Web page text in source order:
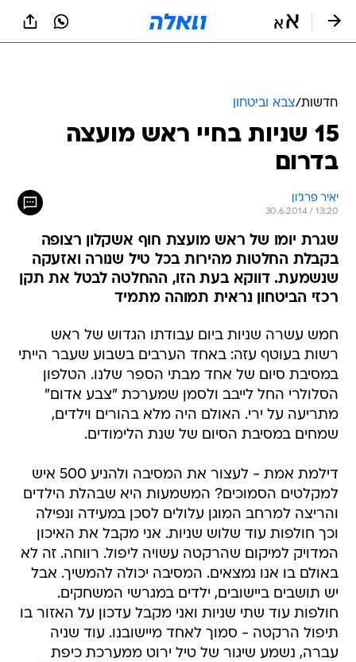
15 שניות בחיי ראש מועצה
בדרום
יאיר פרג'ון
30.6.2014 / 13:20
שגרת יומו של ראש מועצת חוף אשקלון רצופה
בקבלת החלטות מהירות בכל טיל שנורה ואזעקה
שנשמעת. דווקא בעת הזו, ההחלטה לבטל את תקן
רכזי הביטחון נראית תמוהה מתמיד
חמש עשרה שניות ביום עבודתו הגדוש של ראש
במסיבת סיום של אחד מבתי הספר שלנו. הטלפון
הסלולרי החל לייבב ולסמן שמערכת "צבע אדום"
מתריעה על ירי. האולם היה מלא בהורים וילדים,
שמחים במסיבת הסיום של שנת הלימודים.
והריצה למרחב המוגן עלולים לסכן במעידה ונפילה
וכך חולפות עוד שלוש שניות. אני מקבל את האיכון
המדויק למיקום שהרקטה עשויה ליפול. רווחה. זה לא
באולם בו אנו נמצאים. המסיבה יכולה להמשיך. אבל
יש תושבים ביישובים, ילדים במגרשי המשחקים.
חולפות עוד שתי שניות ואני מקבל עדכון על האזור בו
תיפול הרקטה - סמוך לאחד מיישובנו. עוד שניה
עברה, נשמע שיגור של טיל ירוט ממערכת כיפת
ברזל. שתי שניות נוספות של חרדה חולפות ו"בום"
אדיר במרחב. בנס, כיפת ברזל יירטה את הרקטה